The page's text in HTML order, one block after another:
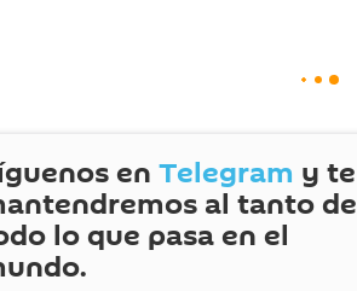
enTelegram y te
al tanto de
lo que pasa en el